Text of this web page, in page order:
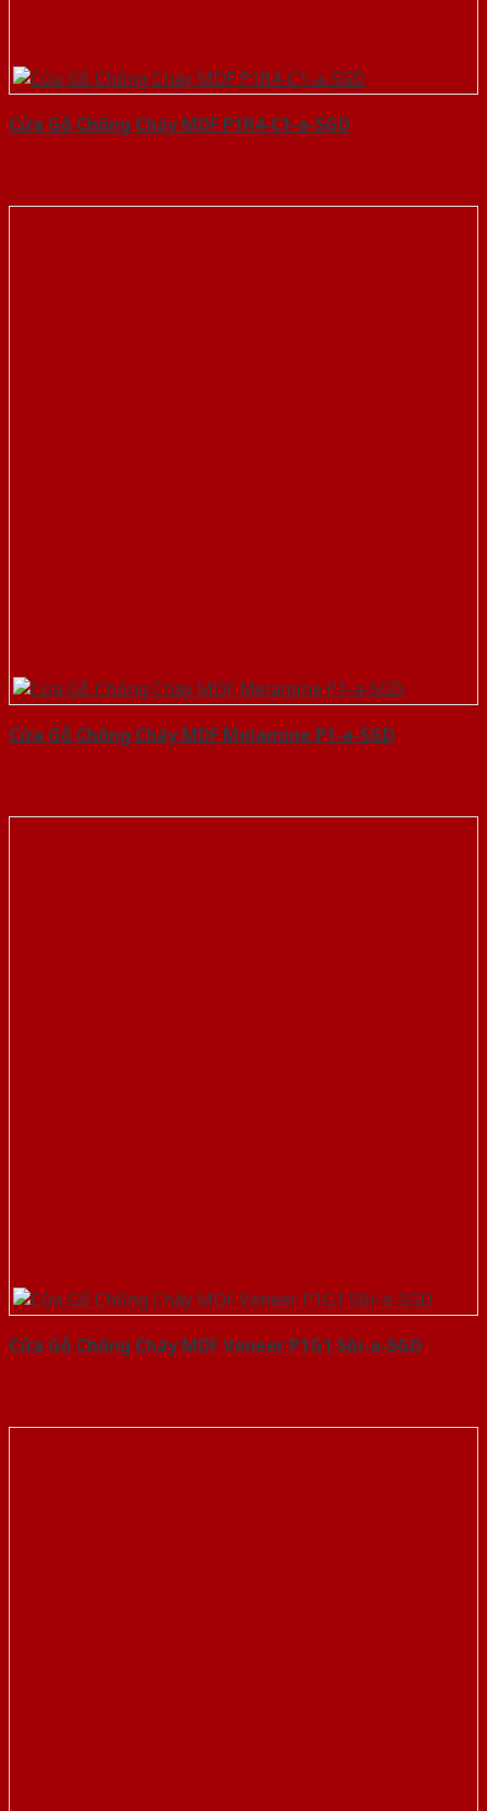
Cửa Gỗ Chống Cháy MDF P1R4-C1-a-SGD
Cửa Gỗ Chống Cháy MDF Melamine P1-a-SGD
Cửa Gỗ Chống Cháy MDF Veneer P1G1 Sồi-a-SGD